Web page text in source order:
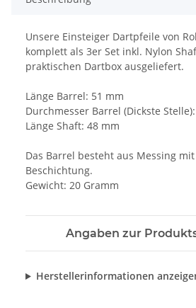
Unsere Einsteiger Dartpfeile von
komplett als 3er Set inkl. Nylon
praktischen Dartbox ausgeliefert.
Länge Barrel: 51 mm
Durchmesser Barrel (Dickste
Länge Shaft: 48 mm
Das Barrel besteht aus Messing
Beschichtung.
Gewicht: 20 Gramm
Angaben zur
Herstellerinformationen